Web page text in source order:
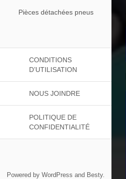
Pièces détachées pneus
CONDITIONS
D’UTILISATION
NOUS JOINDRE
POLITIQUE DE
CONFIDENTIALITÉ
Powered by WordPress and Besty.